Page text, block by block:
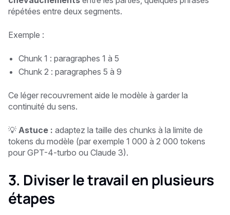
répétées entre deux segments.
Exemple :
Chunk 1 : paragraphes 1 à 5
Chunk 2 : paragraphes 5 à 9
Ce léger recouvrement aide le modèle à garder la
continuité du sens.
💡 Astuce : adaptez la taille des chunks à la limite de
tokens du modèle (par exemple 1 000 à 2 000 tokens
pour GPT-4-turbo ou Claude 3).
3. Diviser le travail en plusieurs
étapes